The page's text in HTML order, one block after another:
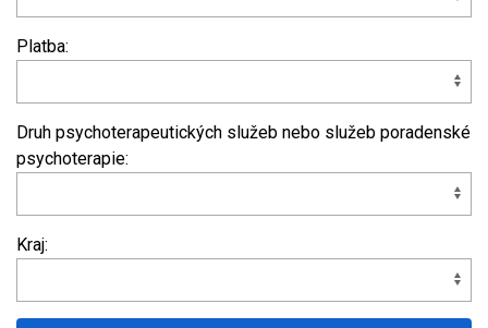
Platba:
Druh psychoterapeutických služeb nebo služeb poradenské
psychoterapie:
Kraj: